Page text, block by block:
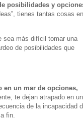
posibilidades y
tienes tantas cosas en
sea más difícil tomar una
de posibilidades que
en un mar de opciones,
te dejan atrapado en un
de la incapacidad
fin.